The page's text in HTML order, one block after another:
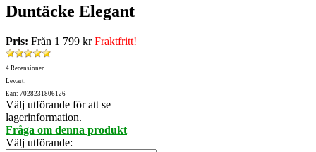
Duntäcke Elegant
Pris: Från 1 799 krFraktfritt!
4 Recensioner
Lev.art:
Ean: 7028231806126
Välj utförande för att se
lagerinformation.
Fråga om denna produkt
Välj utförande: